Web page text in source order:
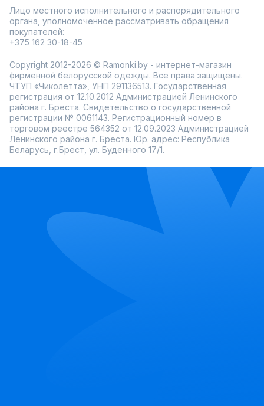
Лицо местного исполнительного и распорядительного
органа, уполномоченное рассматривать обращения
покупателей:
+375 162 30-18-45
Copyright 2012-2026 © Ramonki.by - интернет-магазин
фирменной белорусской одежды. Все права защищены.
ЧТУП «Чиколетта», УНП 291136513. Государственная
регистрация от 12.10.2012 Администрацией Ленинского
района г. Бреста. Свидетельство о государственной
регистрации № 0061143. Регистрационный номер в
торговом реестре 564352 от 12.09.2023 Администрацией
Ленинского района г. Бреста. Юр. адрес: Республика
Беларусь, г.Брест, ул. Буденного 17/1.